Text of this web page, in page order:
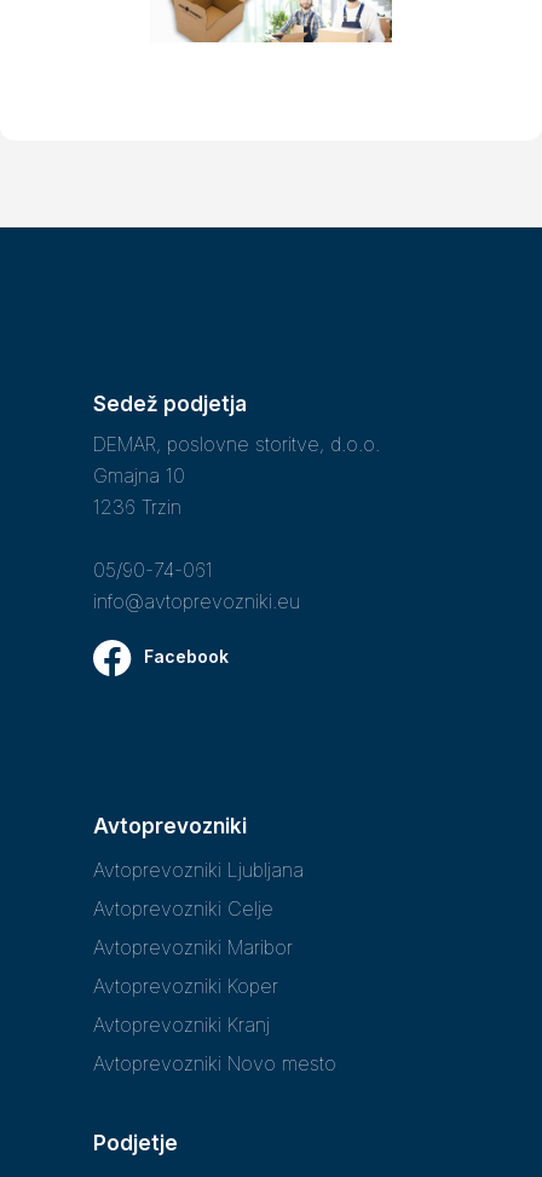
Sedež podjetja
DEMAR, poslovne storitve, d.o.o.
Gmajna 10
1236 Trzin
05/90-74-061
info@avtoprevozniki.eu
Facebook
Avtoprevozniki
Avtoprevozniki Ljubljana
Avtoprevozniki Celje
Avtoprevozniki Maribor
Avtoprevozniki Koper
Avtoprevozniki Kranj
Avtoprevozniki Novo mesto
Podjetje